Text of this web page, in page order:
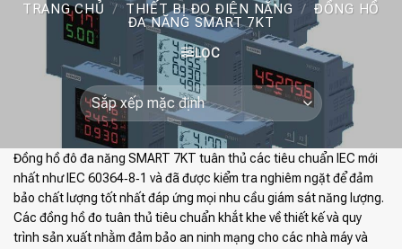
TRANG CHỦ / THIẾT BỊ ĐO ĐIỆN NĂNG / ĐỒNG HỒ
ĐA NĂNG SMART 7KT
LỌC
Đồng hồ đô đa năng SMART 7KT tuân thủ các tiêu chuẩn IEC mới
nhất như IEC 60364‑8‑1 và đã được kiểm tra nghiêm ngặt để đảm
bảo chất lượng tốt nhất đáp ứng mọi nhu cầu giám sát năng lượng.
Các đồng hồ đo tuân thủ tiêu chuẩn khắt khe về thiết kế và quy
trình sản xuất nhằm đảm bảo an ninh mạng cho các nhà máy và